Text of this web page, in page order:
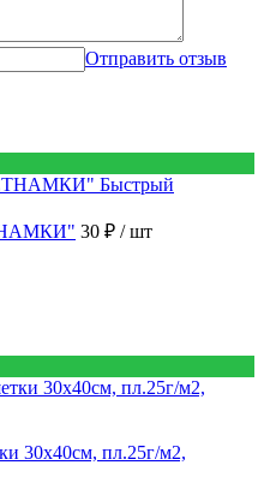
Отправить отзыв
Быстрый
30 ₽ / шт
30х40см, пл.25г/м2,